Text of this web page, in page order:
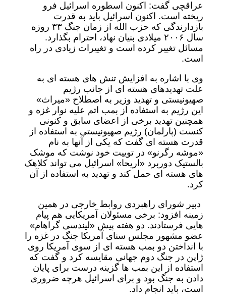
عراقچی گفت: اکنون اسطوره اسرائیل فرو
ریخته است. اکنون اسرائیل باید به قدرت
بازدارندگی که حزب الله از زمان جنگ ۳۳ روزه
سال ۲۰۰۶ میلادی بنیان نهاد، احترام بگذارد.
مسائل تغییر کرده است و تغییرات زیادی در راه
است.
وی با اشاره به افزایش تنش های هسته ای به
علت تهدیدهای هسته ای از جانب رژیم
صهیونیستی و تهدید وزیر به اصطلاح «میراث»
این رژیم به استفاده از بمب اتم علیه نوار غزه و
همچنین تهدید برخی از اعضای سابق و کنونی
کنست (پارلمان) رژیم صهیونیستی به استفاده از
قدرت هسته ای گفت که یکی از آنها به نام
«موشه رگرنو» در توییت خود نوشت که موشک
بالستیک دوربرد «اریحا» اسرائیل می تواند کلاهک
های هسته ای حمل کند و تهدید به استفاده از آن
کرد.
دبیر شورای راهبردی روابط خارجی در همین
زمینه افزود: برخی مسئولان آمریکایی هم پیام
هایی فرستادند. دو هفته پیش «لیندسی گراهام»
عضو مشهور مجلس سنای آمریکا جنگ در غزه را
با انداختن دو بمب هسته ای از سوی آمریکا روی
ژاپن در جنگ دوم جهانی مقایسه کرد و گفت که
استفاده از این بمب ها گزینه درست برای پایان
دادن به جنگ بود و برای اسرائیل هرچه ضروری
است، باید انجام داد.